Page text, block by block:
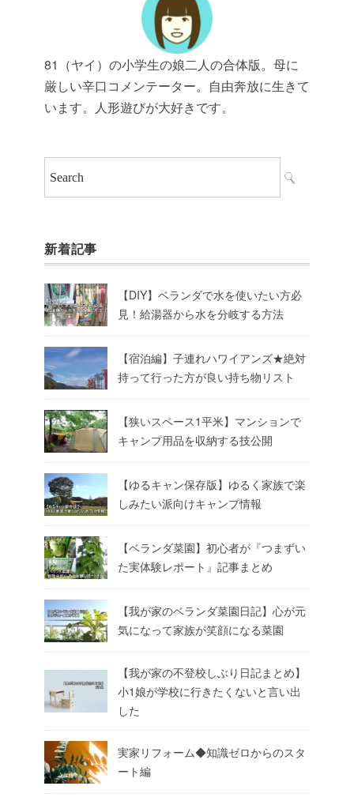
81（ヤイ）の小学生の娘二人の合体版。母に
厳しい辛口コメンテーター。自由奔放に生きて
います。人形遊びが大好きです。
新着記事
【DIY】ベランダで水を使いたい方必
見！給湯器から水を分岐する方法
【宿泊編】子連れハワイアンズ★絶対
持って行った方が良い持ち物リスト
【狭いスペース1平米】マンションで
キャンプ用品を収納する技公開
【ゆるキャン保存版】ゆるく家族で楽
しみたい派向けキャンプ情報
【ベランダ菜園】初心者が『つまずい
た実体験レポート』記事まとめ
【我が家のベランダ菜園日記】心が元
気になって家族が笑顔になる菜園
【我が家の不登校しぶり日記まとめ】
小1娘が学校に行きたくないと言い出
した
実家リフォーム◆知識ゼロからのスタ
ート編